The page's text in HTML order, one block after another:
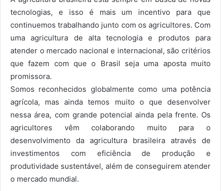
tecnologias, e isso é mais um incentivo para que
continuemos trabalhando junto com os agricultores. Com
uma agricultura de alta tecnologia e produtos para
atender o mercado nacional e internacional, são critérios
que fazem com que o Brasil seja uma aposta muito
promissora.
Somos reconhecidos globalmente como uma potência
agrícola, mas ainda temos muito o que desenvolver
nessa área, com grande potencial ainda pela frente. Os
agricultores vêm colaborando muito para o
desenvolvimento da agricultura brasileira através de
investimentos com eficiência de produção e
produtividade sustentável, além de conseguirem atender
o mercado mundial.